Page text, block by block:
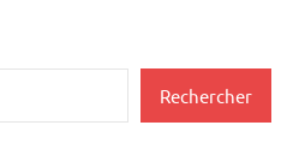
Rechercher